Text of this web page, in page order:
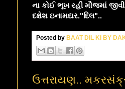
ના કોઈ ભૂખ રહી મૌજમાં
દક્ષેશ ઇનામદાર."દિલ"..
Posted by BAAT DIL KI BY
ઉત્તરાયણ..